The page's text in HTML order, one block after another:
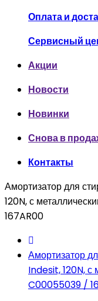
Оплата и
Сервисный
Акции
Новости
Новинки
Снова в
Контакты
Амортизатор для
120N, с
167AR00
Амортизатор
Indesit, 120N, с
C00055039 /